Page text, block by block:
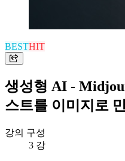
BESTHIT
생성형 AI -
스트를 이미지로
강의 구성
3 강